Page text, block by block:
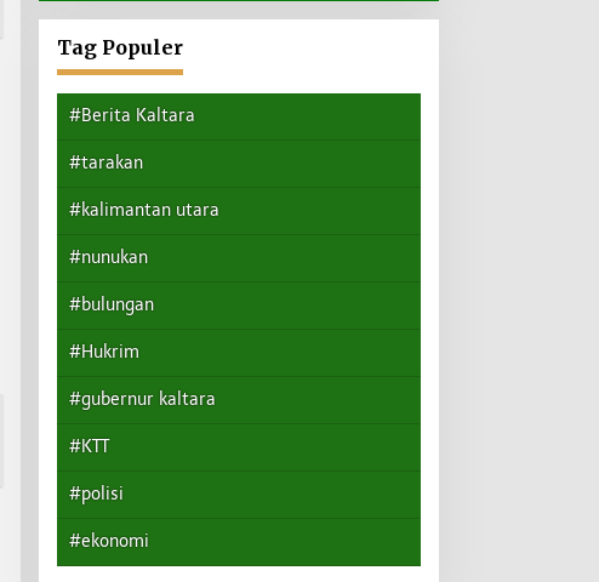
Tag Populer
#Berita Kaltara
#tarakan
#kalimantan utara
#nunukan
#bulungan
#Hukrim
#gubernur kaltara
#KTT
#polisi
#ekonomi